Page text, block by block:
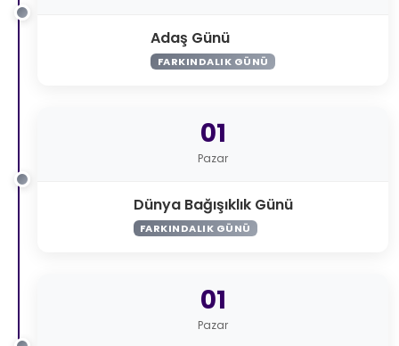
Adaş Günü
FARKINDALIK GÜNÜ
01
Pazar
Dünya Bağışıklık Günü
FARKINDALIK GÜNÜ
01
Pazar